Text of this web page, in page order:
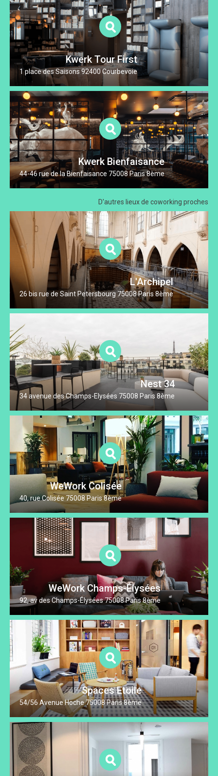
Kwerk Tour First
1 place des Saisons 92400 Courbevoie
Kwerk Bienfaisance
44-46 rue de la Bienfaisance 75008 Paris 8ème
D'autres lieuxde coworking proches
L'Archipel
26 bis rue de Saint Petersbourg 75008 Paris 8ème
Nest 34
34 avenue des Champs-Elysées 75008 Paris 8ème
WeWork Colisée
40, rue Colisée 75008 Paris 8ème
WeWork Champs-Élysées
92, av des Champs-Élysées 75008 Paris 8ème
Spaces Etoile
54/56 Avenue Hoche 75008 Paris 8ème